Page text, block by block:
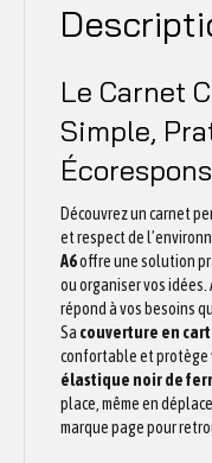
Le Carnet
Simple,
Découvrez un carnet
et respect de
A6offre une solution
ou organiser vos idées.
répond à vos besoins
Sa couverture en
confortable et protège
élastique noir de
place, même en
marque page pour